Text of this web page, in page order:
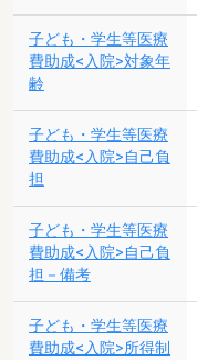
子ども・学生等医療
費助成<入院>対象年
齢
子ども・学生等医療
費助成<入院>自己負
担
子ども・学生等医療
費助成<入院>自己負
担－備考
子ども・学生等医療
費助成<入院>所得制